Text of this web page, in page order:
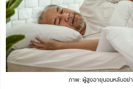
ภาพ: ผู้สูงอายุนอนหลับอย่